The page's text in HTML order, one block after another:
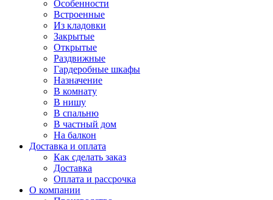
Особенности
Встроенные
Из кладовки
Закрытые
Открытые
Раздвижные
Гардеробные шкафы
Назначение
В комнату
В нишу
В спальню
В частный дом
На балкон
Доставка и оплата
Как сделать заказ
Доставка
Оплата и рассрочка
О компании